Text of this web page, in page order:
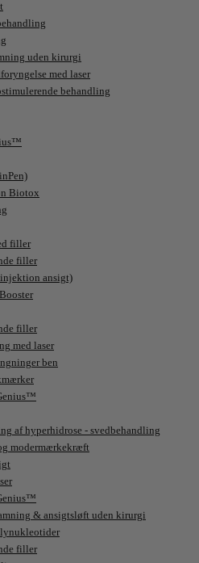
uden kirurgi
med laser
behandling
Biotox
filler
filler
ansigt)
filler
med laser
ben
af hyperhidrose - svedbehandling
modermærkekræft
& ansigtsløft uden kirurgi
filler